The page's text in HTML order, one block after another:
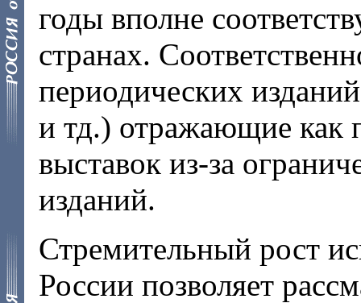
годы вполне
странах.
периодических
и тд.) отражающие как
выставок из-за
изданий.
Стремительный рост
России позволяет